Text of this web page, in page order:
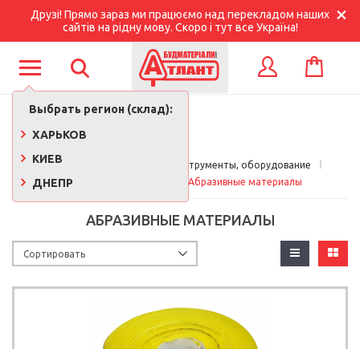
Друзі! Прямо зараз ми працюємо над перекладом наших
сайтів на рідну мову. Скоро і тут все Україна!
Выбрать регион (склад):
ХАРЬКОВ
КИЕВ
ДНЕПР
КОРЗИНА
Главная
Строительные инструменты, оборудование
Расходные материалы
Абразивные материалы
АБРАЗИВНЫЕ МАТЕРИАЛЫ